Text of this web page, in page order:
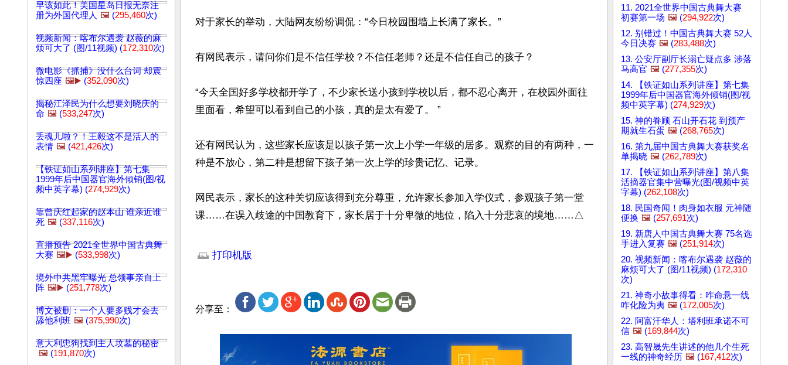
早该如此！美国星岛日报无奈注
册为外国代理人 🖼️ (295,460次)
视频新闻：喀布尔遇袭 赵薇的麻
烦可大了 (图/11视频) (172,310次)
微电影《抓捕》没什么台词 却震
惊四座 🖼️▶️ (352,090次)
揭秘江泽民为什么想要刘晓庆的
命 🖼️ (533,247次)
丢魂儿啦？！王毅这不是活人的
表情 🖼️ (421,426次)
【铁证如山系列讲座】第七集
1999年后中国器官海外倾销(图/视
频中英字幕) (274,929次)
靠曾庆红起家的赵本山 谁亲近谁
死 🖼️ (337,116次)
直播预告 2021全世界中国古典舞
大赛 🖼️▶️ (533,998次)
境外中共黑牢曝光 总领事亲自上
阵 🖼️▶️ (251,778次)
博文被删：一个人要多贱才会去
舔他利班 🖼️ (375,990次)
意大利忠狗找到主人坟墓的秘密
🖼️ (191,870次)
对于家长的举动，大陆网友纷纷调侃：“今日校园围墙上长满了家长。”
有网民表示，请问你们是不信任学校？不信任老师？还是不信任自己的孩子？
“今天全国好多学校都开学了，不少家长送小孩到学校以后，都不忍心离开，在校园外面往
里面看，希望可以看到自己的小孩，真的是太有爱了。 ”
还有网民认为，这些家长应该是以孩子第一次上小学一年级的居多。观察的目的有两种，一
种是不放心，第二种是想留下孩子第一次上学的珍贵记忆、记录。
网民表示，家长的这种关切应该得到充分尊重，允许家长参加入学仪式，参观孩子第一堂
课……在误入歧途的中国教育下，家长居于十分卑微的地位，陷入十分悲哀的境地……△
打印机版
分享至：
11. 2021全世界中国古典舞大赛
初赛第一场 🖼️ (294,922次)
12. 别错过！中国古典舞大赛 52人
今日决赛 🖼️ (283,488次)
13. 公安厅副厅长溺亡疑点多 涉落
马高官 🖼️ (277,355次)
14. 【铁证如山系列讲座】第七集
1999年后中国器官海外倾销(图/视
频中英字幕) (274,929次)
15. 神的眷顾 石山开石花 到预产
期就生石蛋 🖼️ (268,765次)
16. 第九届中国古典舞大赛获奖名
单揭晓 🖼️ (262,789次)
17. 【铁证如山系列讲座】第八集
活摘器官集中营曝光(图/视频中英
字幕) (262,108次)
18. 民国奇闻！肉身如衣服 元神随
便换 🖼️ (257,691次)
19. 新唐人中国古典舞大赛 75名选
手进入复赛 🖼️ (251,914次)
20. 视频新闻：喀布尔遇袭 赵薇的
麻烦可大了 (图/11视频) (172,310
次)
21. 神奇小故事得看：咋命悬一线
咋化险为夷 🖼️ (172,005次)
22. 阿富汗华人：塔利班承诺不可
信 🖼️ (169,844次)
23. 高智晟先生讲述的他几个生死
一线的神奇经历 🖼️ (167,412次)